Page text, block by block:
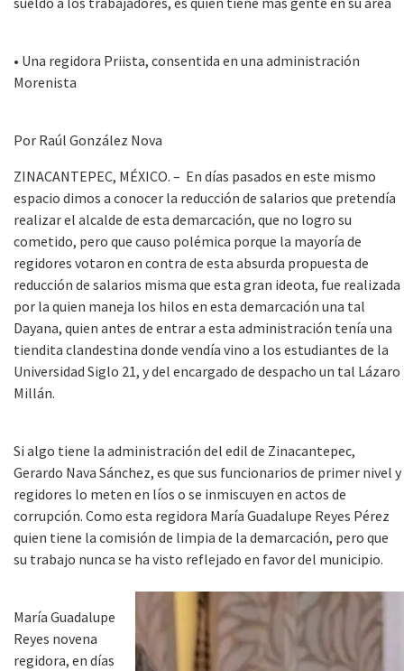
• Una regidora Priista, consentida en una administración
Morenista
Por Raúl González Nova
ZINACANTEPEC, MÉXICO. – En días pasados en este mismo
espacio dimos a conocer la reducción de salarios que pretendía
realizar el alcalde de esta demarcación, que no logro su
cometido, pero que causo polémica porque la mayoría de
regidores votaron en contra de esta absurda propuesta de
reducción de salarios misma que esta gran ideota, fue realizada
por la quien maneja los hilos en esta demarcación una tal
Dayana, quien antes de entrar a esta administración tenía una
tiendita clandestina donde vendía vino a los estudiantes de la
Universidad Siglo 21, y del encargado de despacho un tal Lázaro
Millán.
Si algo tiene la administración del edil de Zinacantepec,
Gerardo Nava Sánchez, es que sus funcionarios de primer nivel y
regidores lo meten en líos o se inmiscuyen en actos de
corrupción. Como esta regidora María Guadalupe Reyes Pérez
quien tiene la comisión de limpia de la demarcación, pero que
su trabajo nunca se ha visto reflejado en favor del municipio.
María Guadalupe
Reyes novena
regidora, en días